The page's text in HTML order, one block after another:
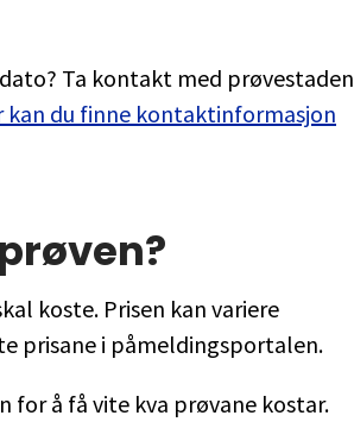
Ta kontakt med prøvestaden
kan du finne kontaktinformasjon
koste. Prisen kan variere
prisane i påmeldingsportalen.
for å få vite kva prøvane kostar.